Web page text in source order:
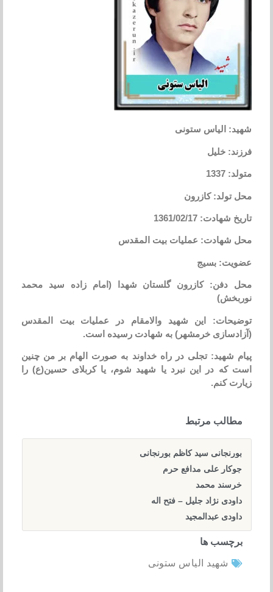
شهید: الیاس ستونی
فرزند: خلیل
متولد: 1337
محل تولد: کازرون
تاریخ شهادت: 1361/02/17
محل شهادت: عملیات بیت المقدس
عضویت: بسیج
محل دفن: کازرون گلستان شهدا (امام زاده سید محمد
نوربخش)
توضیحات: این شهید والامقام در عملیات بیت المقدس
(آزادسازی خرمشهر) به شهادت رسیده است.
پیام شهید: تجلی در راه خداوند به صورت الهام بر من چنین
است که در این نبرد یا شهید شوم، یا کربلای حسین(ع) را
زیارت کنم.
مطالب مرتبط
بورنجانی سید کاظم بورنجانی
جوکار علی مدافع حرم
خرسند محمد
داودی نژاد جلیل – فتح اله
داودی عبدالمجید
برچسب ها
شهید الیاس ستونی